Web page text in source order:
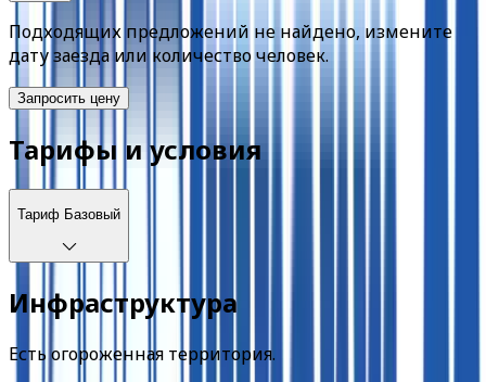
Подходящих предложений не найдено, измените
дату заезда или количество человек.
Запросить цену
Тарифы и условия
Тариф Базовый
Инфраструктура
Есть огороженная территория.